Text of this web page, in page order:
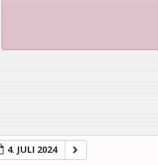
4. JULI 2024